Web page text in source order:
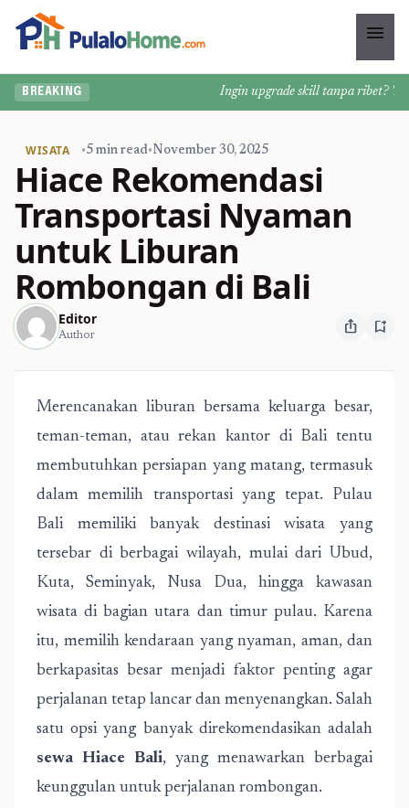
menu
BREAKING Ingin upgrade skill tanpa ribet?
WISATA •5 min read•November 30, 2025
Hiace Rekomendasi
Transportasi Nyaman
untuk Liburan
Rombongan di Bali
Editor
Author ios_share bookmark_add
Merencanakan liburan bersama keluarga besar,
teman-teman, atau rekan kantor di Bali tentu
membutuhkan persiapan yang matang, termasuk
dalam memilih transportasi yang tepat. Pulau
Bali memiliki banyak destinasi wisata yang
tersebar di berbagai wilayah, mulai dari Ubud,
Kuta, Seminyak, Nusa Dua, hingga kawasan
wisata di bagian utara dan timur pulau. Karena
itu, memilih kendaraan yang nyaman, aman, dan
berkapasitas besar menjadi faktor penting agar
perjalanan tetap lancar dan menyenangkan. Salah
satu opsi yang banyak direkomendasikan adalah
sewa Hiace Bali, yang menawarkan berbagai
keunggulan untuk perjalanan rombongan.